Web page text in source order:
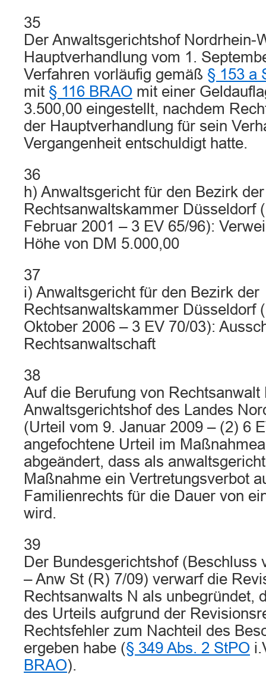
35
Der Anwaltsgerichtshof Nordrhein-
Hauptverhandlung vom 1.
Verfahren vorläufig gemäß § 153 a
mit § 116 BRAO mit einer
3.500,00 eingestellt, nachdem
der Hauptverhandlung für sein
Vergangenheit entschuldigt hatte.
36
h) Anwaltsgericht für den Bezirk der
Rechtsanwaltskammer Düsseldorf
Februar 2001 – 3 EV 65/96):
Höhe von DM 5.000,00
37
i) Anwaltsgericht für den Bezirk der
Rechtsanwaltskammer Düsseldorf
Oktober 2006 – 3 EV 70/03):
Rechtsanwaltschaft
38
Auf die Berufung von Rechtsanwalt
Anwaltsgerichtshof des Landes
(Urteil vom 9. Januar 2009 – (2) 6
angefochtene Urteil im
abgeändert, dass als
Maßnahme ein Vertretungsverbot
Familienrechts für die Dauer von
wird.
39
Der Bundesgerichtshof (Beschluss
– Anw St (R) 7/09) verwarf die
Rechtsanwalts N als unbegründet,
des Urteils aufgrund der
Rechtsfehler zum Nachteil des
ergeben habe (§ 349 Abs. 2 StPO
BRAO).